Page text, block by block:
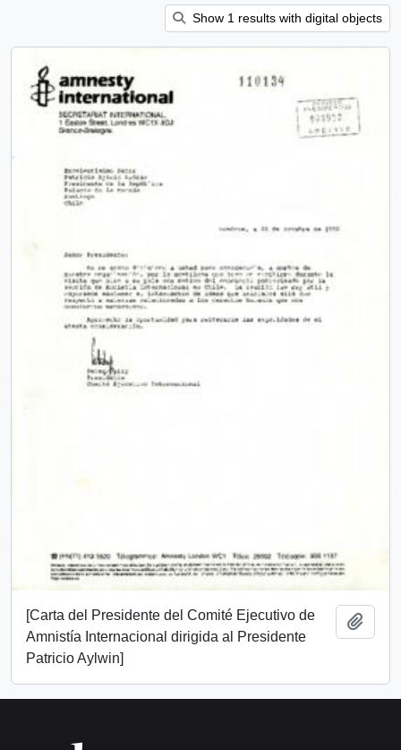
Show 1 results with digital objects
[Carta del Presidente del Comité Ejecutivo de
Amnistía Internacional dirigida al Presidente
Patricio Aylwin]